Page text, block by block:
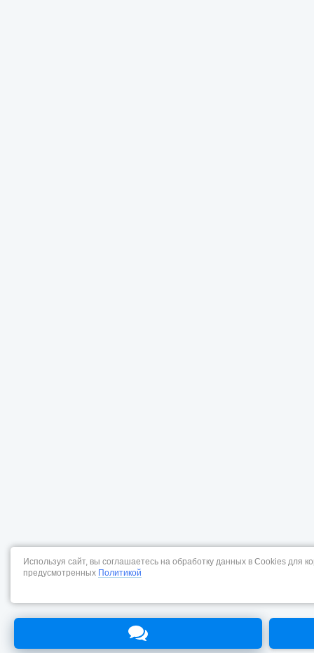
Используя сайт, вы соглашаетесь на обработку данных в Cookies для
предусмотренных Политикой